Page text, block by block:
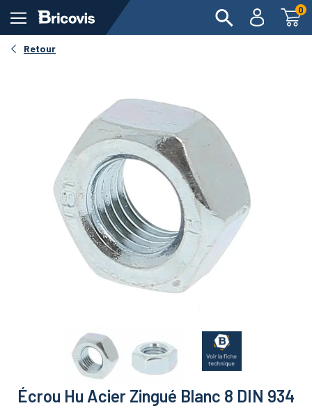
0
Retour
Écrou Hu Acier Zingué Blanc 8 DIN 934